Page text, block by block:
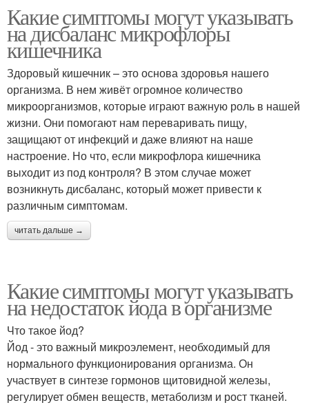
Какие симптомы могут указывать
на дисбаланс микрофлоры
кишечника
Здоровый кишечник – это основа здоровья нашего
организма. В нем живёт огромное количество
микроорганизмов, которые играют важную роль в нашей
жизни. Они помогают нам переваривать пищу,
защищают от инфекций и даже влияют на наше
настроение. Но что, если микрофлора кишечника
выходит из под контроля? В этом случае может
возникнуть дисбаланс, который может привести к
различным симптомам.
читать дальше →
Какие симптомы могут указывать
на недостаток йода в организме
Что такое йод?
Йод - это важный микроэлемент, необходимый для
нормального функционирования организма. Он
участвует в синтезе гормонов щитовидной железы,
регулирует обмен веществ, метаболизм и рост тканей.